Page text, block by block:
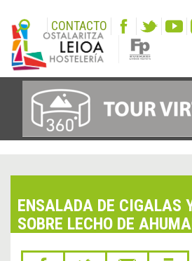
CONTACTO
ENSALADA DE CIGALAS
SOBRE LECHO DE